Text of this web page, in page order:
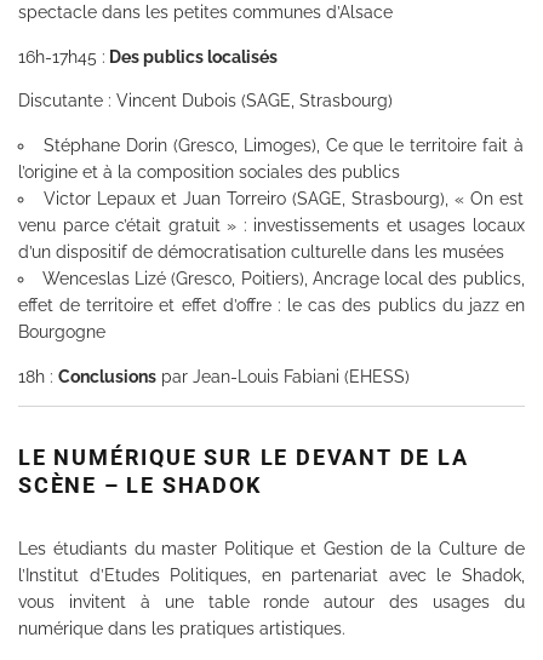
spectacle dans les petites communes d’Alsace
16h-17h45 : Des publics localisés
Discutante : Vincent Dubois (SAGE, Strasbourg)
Stéphane Dorin (Gresco, Limoges), Ce que le territoire fait à
l’origine et à la composition sociales des publics
Victor Lepaux et Juan Torreiro (SAGE, Strasbourg), « On est
venu parce c’était gratuit » : investissements et usages locaux
d’un dispositif de démocratisation culturelle dans les musées
Wenceslas Lizé (Gresco, Poitiers), Ancrage local des publics,
effet de territoire et effet d’offre : le cas des publics du jazz en
Bourgogne
18h : Conclusions par Jean-Louis Fabiani (EHESS)
LE NUMÉRIQUE SUR LE DEVANT DE LA
SCÈNE – LE SHADOK
Les étudiants du master Politique et Gestion de la Culture de
l’Institut d’Etudes Politiques, en partenariat avec le Shadok,
vous invitent à une table ronde autour des usages du
numérique dans les pratiques artistiques.